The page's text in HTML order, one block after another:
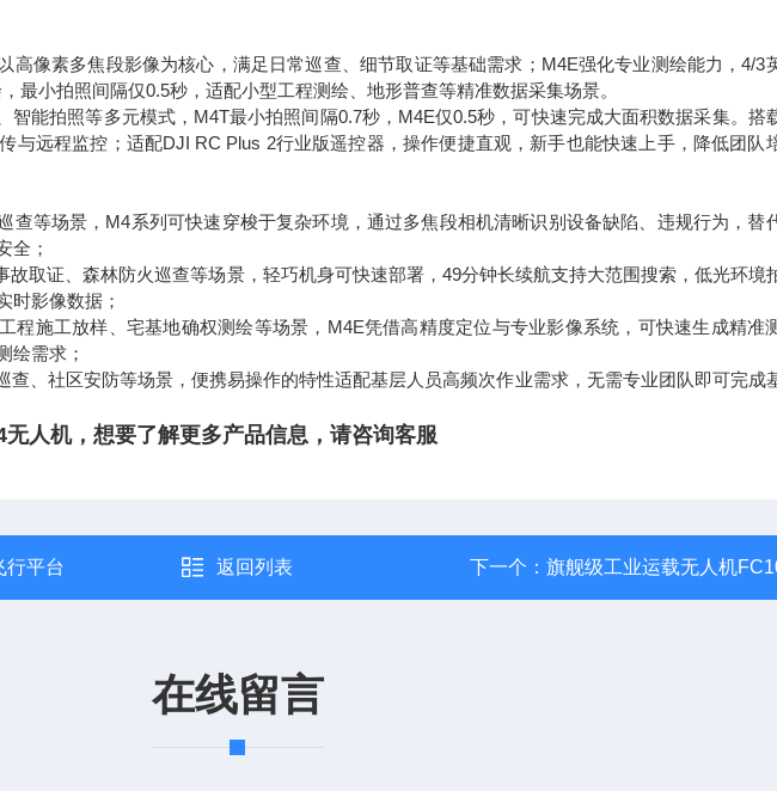
高像素多焦段影像为核心，满足日常巡查、细节取证等基础需求；M4E强化专业测绘能力，4/3
最小拍照间隔仅0.5秒，适配小型工程测绘、地形普查等精准数据采集场景。
智能拍照等多元模式，M4T最小拍照间隔0.7秒，M4E仅0.5秒，可快速完成大面积数据采集。搭
与远程监控；适配DJI RC Plus 2行业版遥控器，操作便捷直观，新手也能快速上手，降低团队
查等场景，M4系列可快速穿梭于复杂环境，通过多焦段相机清晰识别设备缺陷、违规行为，替
全；
取证、森林防火巡查等场景，轻巧机身可快速部署，49分钟长续航支持大范围搜索，低光环境
时影像数据；
程施工放样、宅基地确权测绘等场景，M4E凭借高精度定位与专业影像系统，可快速生成精准
绘需求；
、社区安防等场景，便携易操作的特性适配基层人员高频次作业需求，无需专业团队即可完成
人机，想要了解更多产品信息，请咨询客服
行平台 返回列表 下一个： 旗舰级工业运载无人机
在线留言